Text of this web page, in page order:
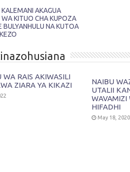
AKAGUA
WA KITUO CHA KUPOZA
BULYANHULU NA KUTOA
RAIS AKIWASILI
ZIARA YA KIKAZI
NAIBU
UTALII
WAVAMIZI
HIFADHI
May 18, 2020